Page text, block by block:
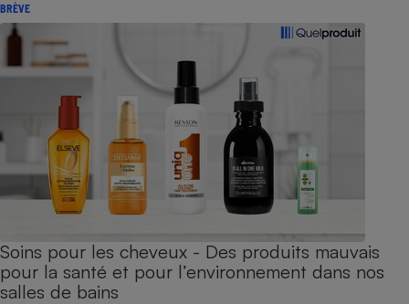
BRÈVE
Soins pour les cheveux - Des produits mauvais
pour la santé et pour l’environnement dans nos
salles de bains